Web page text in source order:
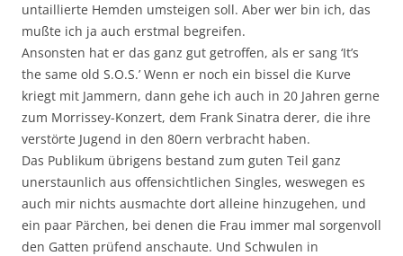
untaillierte Hemden umsteigen soll. Aber wer bin ich, das
mußte ich ja auch erstmal begreifen.
Ansonsten hat er das ganz gut getroffen, als er sang ‘It’s
the same old S.O.S.’ Wenn er noch ein bissel die Kurve
kriegt mit Jammern, dann gehe ich auch in 20 Jahren gerne
zum Morrissey-Konzert, dem Frank Sinatra derer, die ihre
verstörte Jugend in den 80ern verbracht haben.
Das Publikum übrigens bestand zum guten Teil ganz
unerstaunlich aus offensichtlichen Singles, weswegen es
auch mir nichts ausmachte dort alleine hinzugehen, und
ein paar Pärchen, bei denen die Frau immer mal sorgenvoll
den Gatten prüfend anschaute. Und Schwulen in